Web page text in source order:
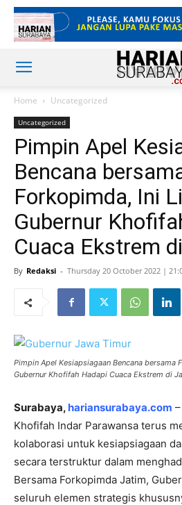
Home Uncategorized
Uncategorized
Pimpin Apel
Bencana
Forkopimda, Ini
Gubernur
Cuaca Ekstrem
By Redaksi - Thursday 20 October 2022 |
Pimpin Apel Kesiapsiagaan Bencana bersama
Gubernur Khofifah Hadapi Cuaca Ekstrem di
Surabaya, hariansurabaya.com
Khofifah Indar Parawansa terus
kolaborasi untuk kesiapsiagaan
secara terstruktur dalam
Bersama Forkopimda Jatim,
seluruh elemen strategis